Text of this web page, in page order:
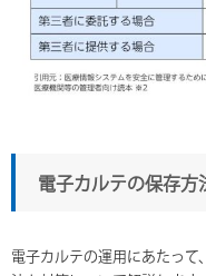
電子カルテの保存方
電子カルテの運用にあたっ